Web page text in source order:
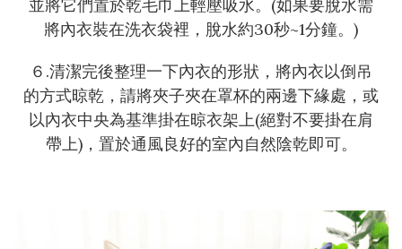
並將它們置於乾毛巾上輕壓吸水。(如果要脫水需
將內衣裝在洗衣袋裡，脫水約30秒~1分鐘。)
６.清潔完後整理一下內衣的形狀，將內衣以倒吊
的方式晾乾，請將夾子夾在罩杯的兩邊下緣處，或
以內衣中央為基準掛在晾衣架上(絕對不要掛在肩
帶上)，置於通風良好的室內自然陰乾即可。